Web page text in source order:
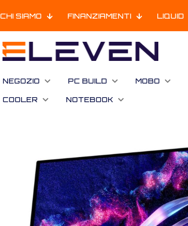
CHI SIAMO FINANZIAMENTI LIQUID
NEGOZIO PC BUILD MOBO
COOLER NOTEBOOK